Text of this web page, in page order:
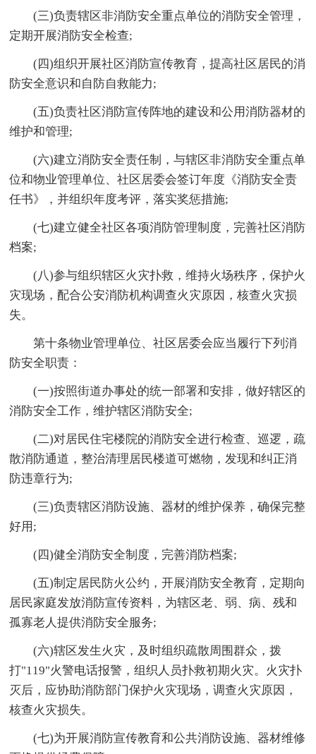
(三)负责辖区非消防安全重点单位的消防安全管理，
定期开展消防安全检查;
(四)组织开展社区消防宣传教育，提高社区居民的消
防安全意识和自防自救能力;
(五)负责社区消防宣传阵地的建设和公用消防器材的
维护和管理;
(六)建立消防安全责任制，与辖区非消防安全重点单
位和物业管理单位、社区居委会签订年度《消防安全责
任书》，并组织年度考评，落实奖惩措施;
(七)建立健全社区各项消防管理制度，完善社区消防
档案;
(八)参与组织辖区火灾扑救，维持火场秩序，保护火
灾现场，配合公安消防机构调查火灾原因，核查火灾损
失。
第十条物业管理单位、社区居委会应当履行下列消
防安全职责：
(一)按照街道办事处的统一部署和安排，做好辖区的
消防安全工作，维护辖区消防安全;
(二)对居民住宅楼院的消防安全进行检查、巡逻，疏
散消防通道，整治清理居民楼道可燃物，发现和纠正消
防违章行为;
(三)负责辖区消防设施、器材的维护保养，确保完整
好用;
(四)健全消防安全制度，完善消防档案;
(五)制定居民防火公约，开展消防安全教育，定期向
居民家庭发放消防宣传资料，为辖区老、弱、病、残和
孤寡老人提供消防安全服务;
(六)辖区发生火灾，及时组织疏散周围群众，拨
打"119"火警电话报警，组织人员扑救初期火灾。火灾扑
灭后，应协助消防部门保护火灾现场，调查火灾原因，
核查火灾损失。
(七)为开展消防宣传教育和公共消防设施、器材维修